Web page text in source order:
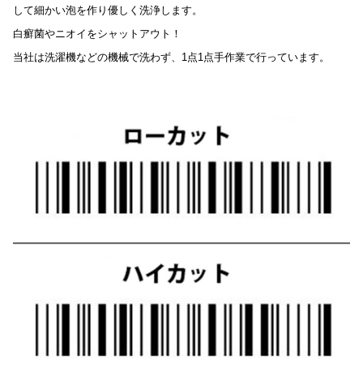
して細かい泡を作り優しく洗浄します。
白癬菌やニオイをシャットアウト！
当社は洗濯機などの機械で洗わず、1点1点手作業で行っています。